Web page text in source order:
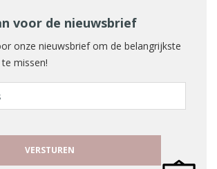
voor de nieuwsbrief
onze nieuwsbrief om de belangrijkste
missen!